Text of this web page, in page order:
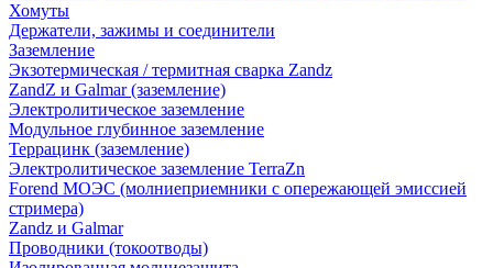
Хомуты
Держатели, зажимы и соединители
Заземление
Экзотермическая / термитная сварка Zandz
ZandZ и Galmar (заземление)
Электролитическое заземление
Модульное глубинное заземление
Террацинк (заземление)
Электролитическое заземление TerraZn
Forend МОЭС (молниеприемники с опережающей эмиссией
стримера)
Zandz и Galmar
Проводники (токоотводы)